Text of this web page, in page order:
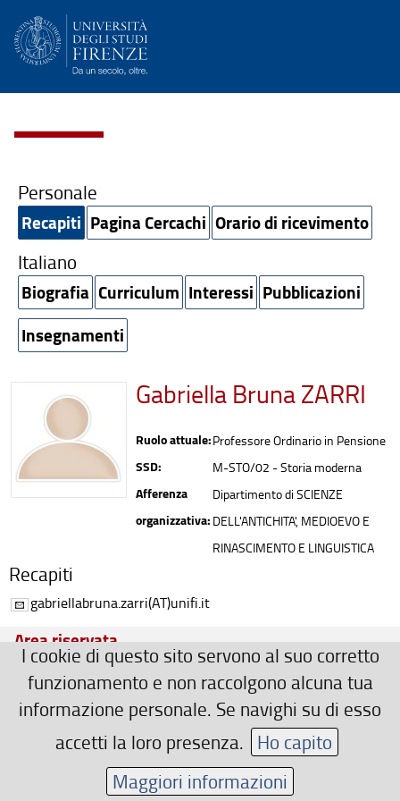
Personale
Recapiti Pagina Cercachi Orario di ricevimento
Italiano
Biografia Curriculum Interessi Pubblicazioni
Insegnamenti
Gabriella Bruna ZARRI
Ruolo attuale:Professore Ordinario in Pensione
SSD: M-STO/02 - Storia moderna
Afferenza
organizzativa:
Dipartimento di SCIENZE
DELL'ANTICHITA', MEDIOEVO E
RINASCIMENTO E LINGUISTICA
Recapiti
gabriellabruna.zarri(AT)unifi.it
Area riservata
I cookie di questo sito servono al suo corretto
funzionamento e non raccolgono alcuna tua
informazione personale. Se navighi su di esso
accetti la loro presenza. Ho capito
Maggiori informazioni